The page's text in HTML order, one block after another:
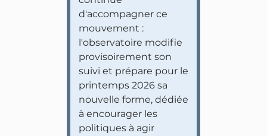
d'accompagner ce
mouvement :
l'observatoire modifie
provisoirement son
suivi et prépare pour le
printemps 2026 sa
nouvelle forme, dédiée
à encourager les
politiques à agir